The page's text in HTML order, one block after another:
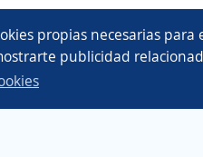
propias necesarias
publicidad